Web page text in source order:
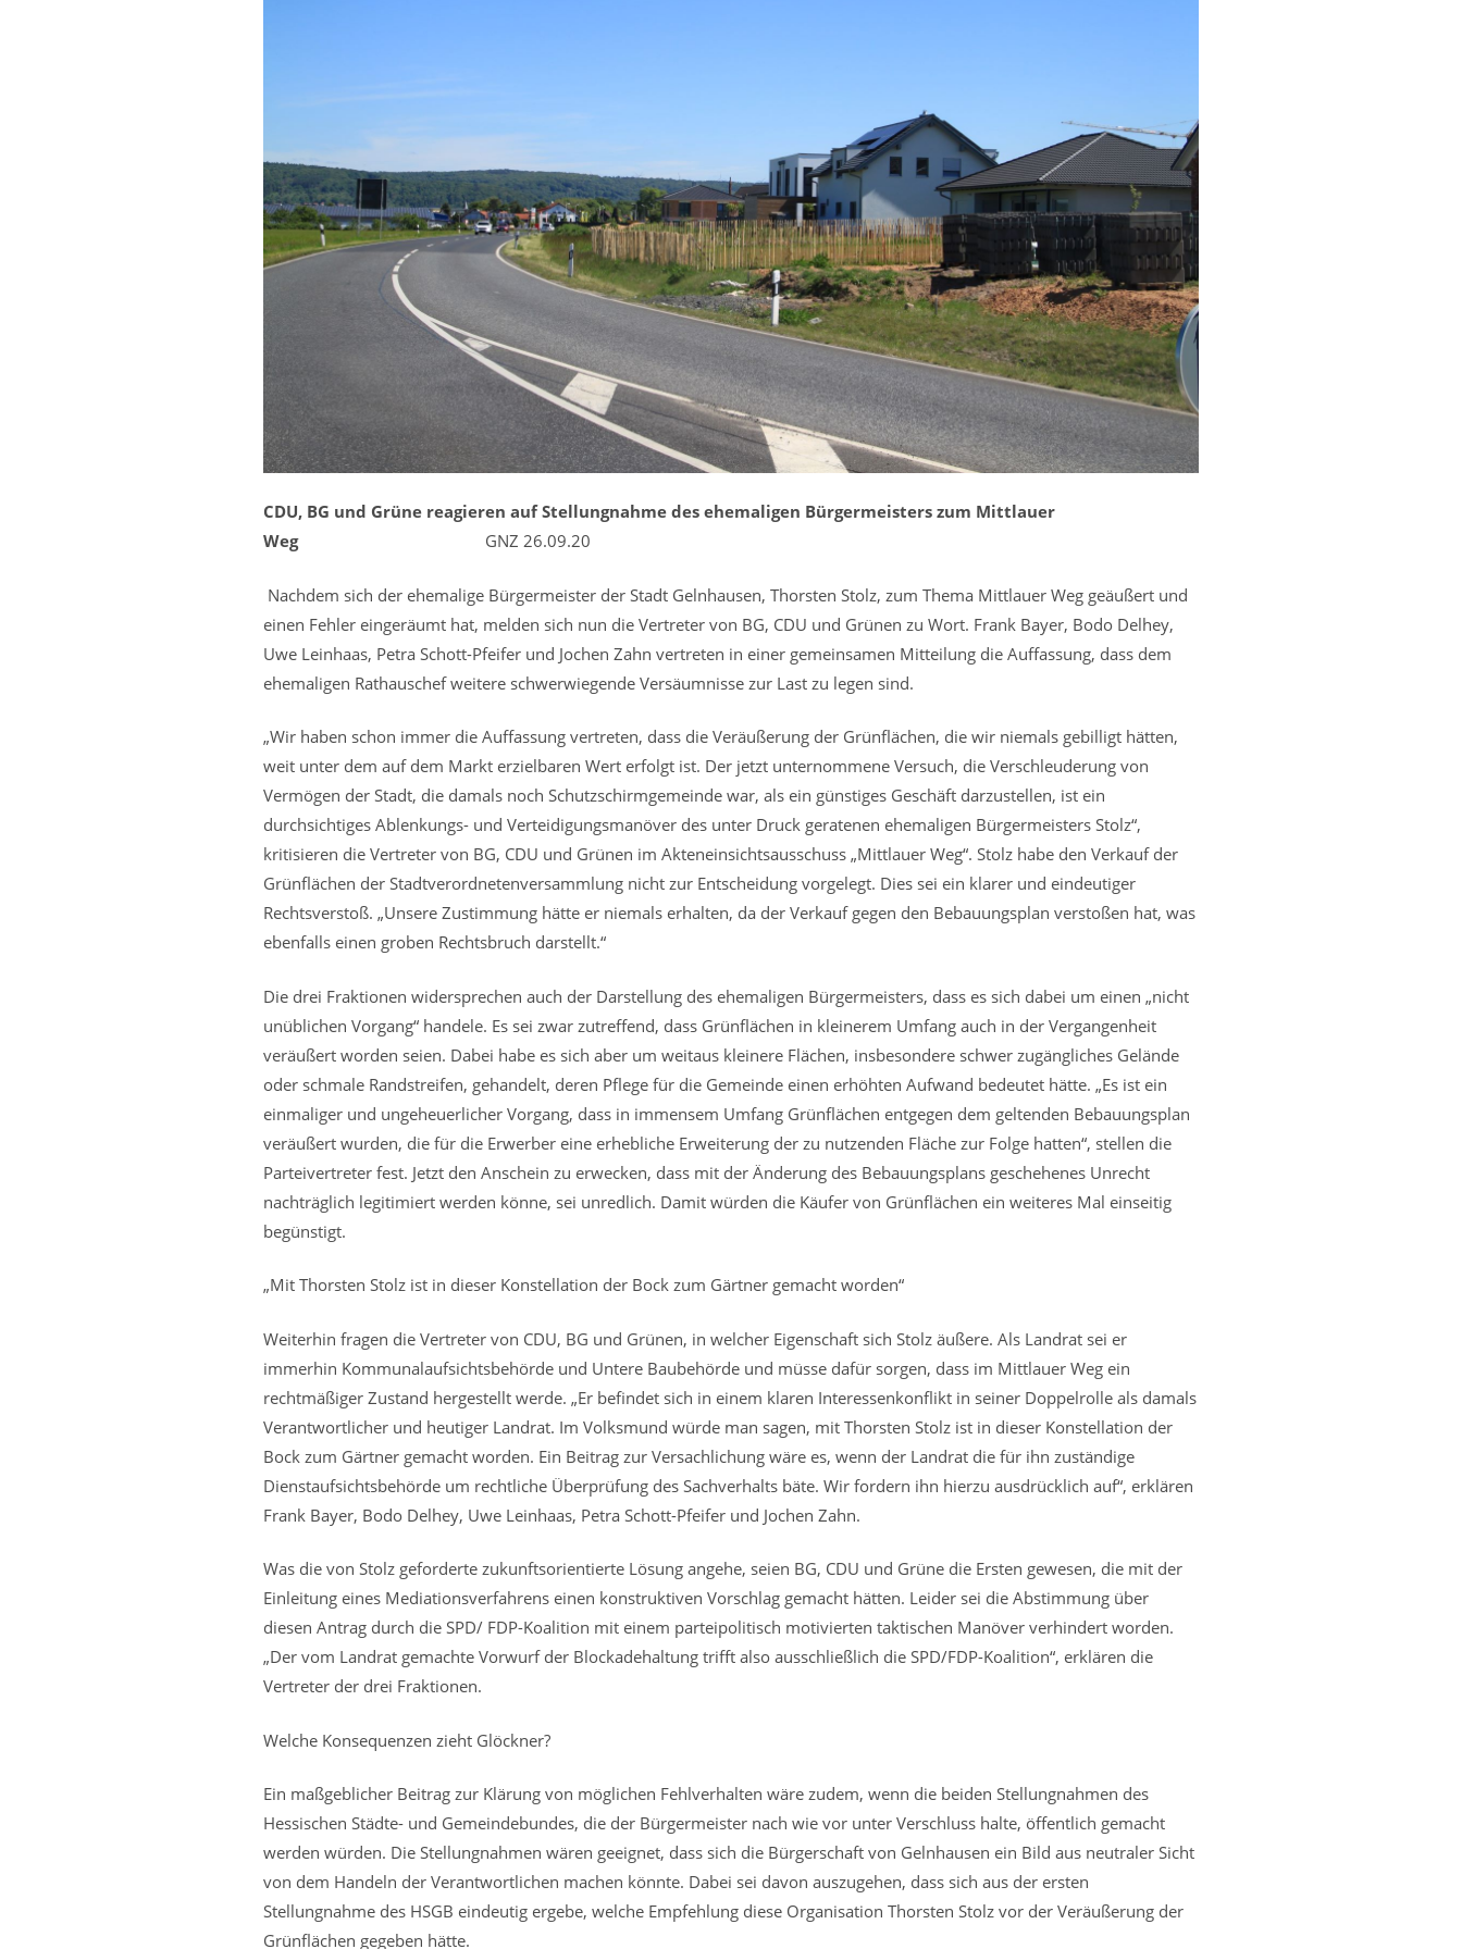
CDU, BG und Grüne reagieren auf Stellungnahme des ehemaligen Bürgermeisters zum Mittlauer
WegGNZ 26.09.20
Nachdem sich der ehemalige Bürgermeister der Stadt Gelnhausen, Thorsten Stolz, zum Thema Mittlauer Weg geäußert und
einen Fehler eingeräumt hat, melden sich nun die Vertreter von BG, CDU und Grünen zu Wort. Frank Bayer, Bodo Delhey,
Uwe Leinhaas, Petra Schott-Pfeifer und Jochen Zahn vertreten in einer gemeinsamen Mitteilung die Auffassung, dass dem
ehemaligen Rathauschef weitere schwerwiegende Versäumnisse zur Last zu legen sind.
„Wir haben schon immer die Auffassung vertreten, dass die Veräußerung der Grünflächen, die wir niemals gebilligt hätten,
weit unter dem auf dem Markt erzielbaren Wert erfolgt ist. Der jetzt unternommene Versuch, die Verschleuderung von
Vermögen der Stadt, die damals noch Schutzschirmgemeinde war, als ein günstiges Geschäft darzustellen, ist ein
durchsichtiges Ablenkungs- und Verteidigungsmanöver des unter Druck geratenen ehemaligen Bürgermeisters Stolz“,
kritisieren die Vertreter von BG, CDU und Grünen im Akteneinsichtsausschuss „Mittlauer Weg“. Stolz habe den Verkauf der
Grünflächen der Stadtverordnetenversammlung nicht zur Entscheidung vorgelegt. Dies sei ein klarer und eindeutiger
Rechtsverstoß. „Unsere Zustimmung hätte er niemals erhalten, da der Verkauf gegen den Bebauungsplan verstoßen hat, was
ebenfalls einen groben Rechtsbruch darstellt.“
Die drei Fraktionen widersprechen auch der Darstellung des ehemaligen Bürgermeisters, dass es sich dabei um einen „nicht
unüblichen Vorgang“ handele. Es sei zwar zutreffend, dass Grünflächen in kleinerem Umfang auch in der Vergangenheit
veräußert worden seien. Dabei habe es sich aber um weitaus kleinere Flächen, insbesondere schwer zugängliches Gelände
oder schmale Randstreifen, gehandelt, deren Pflege für die Gemeinde einen erhöhten Aufwand bedeutet hätte. „Es ist ein
einmaliger und ungeheuerlicher Vorgang, dass in immensem Umfang Grünflächen entgegen dem geltenden Bebauungsplan
veräußert wurden, die für die Erwerber eine erhebliche Erweiterung der zu nutzenden Fläche zur Folge hatten“, stellen die
Parteivertreter fest. Jetzt den Anschein zu erwecken, dass mit der Änderung des Bebauungsplans geschehenes Unrecht
nachträglich legitimiert werden könne, sei unredlich. Damit würden die Käufer von Grünflächen ein weiteres Mal einseitig
begünstigt.
„Mit Thorsten Stolz ist in dieser Konstellation der Bock zum Gärtner gemacht worden“
Weiterhin fragen die Vertreter von CDU, BG und Grünen, in welcher Eigenschaft sich Stolz äußere. Als Landrat sei er
immerhin Kommunalaufsichtsbehörde und Untere Baubehörde und müsse dafür sorgen, dass im Mittlauer Weg ein
rechtmäßiger Zustand hergestellt werde. „Er befindet sich in einem klaren Interessenkonflikt in seiner Doppelrolle als damals
Verantwortlicher und heutiger Landrat. Im Volksmund würde man sagen, mit Thorsten Stolz ist in dieser Konstellation der
Bock zum Gärtner gemacht worden. Ein Beitrag zur Versachlichung wäre es, wenn der Landrat die für ihn zuständige
Dienstaufsichtsbehörde um rechtliche Überprüfung des Sachverhalts bäte. Wir fordern ihn hierzu ausdrücklich auf“, erklären
Frank Bayer, Bodo Delhey, Uwe Leinhaas, Petra Schott-Pfeifer und Jochen Zahn.
Was die von Stolz geforderte zukunftsorientierte Lösung angehe, seien BG, CDU und Grüne die Ersten gewesen, die mit der
Einleitung eines Mediationsverfahrens einen konstruktiven Vorschlag gemacht hätten. Leider sei die Abstimmung über
diesen Antrag durch die SPD/ FDP-Koalition mit einem parteipolitisch motivierten taktischen Manöver verhindert worden.
„Der vom Landrat gemachte Vorwurf der Blockadehaltung trifft also ausschließlich die SPD/FDP-Koalition“, erklären die
Vertreter der drei Fraktionen.
Welche Konsequenzen zieht Glöckner?
Ein maßgeblicher Beitrag zur Klärung von möglichen Fehlverhalten wäre zudem, wenn die beiden Stellungnahmen des
Hessischen Städte- und Gemeindebundes, die der Bürgermeister nach wie vor unter Verschluss halte, öffentlich gemacht
werden würden. Die Stellungnahmen wären geeignet, dass sich die Bürgerschaft von Gelnhausen ein Bild aus neutraler Sicht
von dem Handeln der Verantwortlichen machen könnte. Dabei sei davon auszugehen, dass sich aus der ersten
Stellungnahme des HSGB eindeutig ergebe, welche Empfehlung diese Organisation Thorsten Stolz vor der Veräußerung der
Grünflächen gegeben hätte.